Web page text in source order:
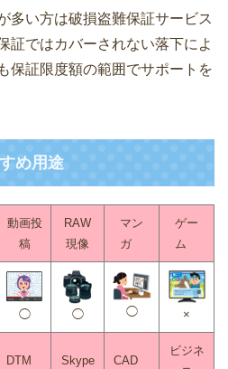
多い方は破損盗難保証サービス
証ではカバーされない落下によ
保証限度額の範囲でサポートを
め用途
動画投
稿
RAW
現像
マン
ガ
ゲー
ム
◯ ◯ ◯ ×
DTM Skype CAD
ビジネ